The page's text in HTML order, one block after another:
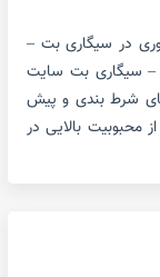
در سیگاری بت –
– سیگاری بت سایت
شرط بندی و پیش
محبوبیت بالایی در